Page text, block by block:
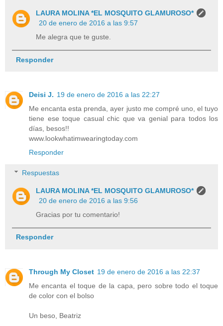
LAURA MOLINA *EL MOSQUITO GLAMUROSO*
20 de enero de 2016 a las 9:57
Me alegra que te guste.
Responder
Deisi J. 19 de enero de 2016 a las 22:27
Me encanta esta prenda, ayer justo me compré uno, el tuyo
tiene ese toque casual chic que va genial para todos los
días, besos!!
www.lookwhatimwearingtoday.com
Responder
Respuestas
LAURA MOLINA *EL MOSQUITO GLAMUROSO*
20 de enero de 2016 a las 9:56
Gracias por tu comentario!
Responder
Through My Closet 19 de enero de 2016 a las 22:37
Me encanta el toque de la capa, pero sobre todo el toque
de color con el bolso
Un beso, Beatriz